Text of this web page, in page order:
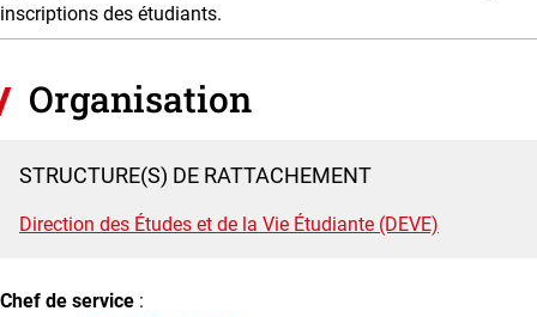
inscriptions des étudiants.
Organisation
STRUCTURE(S) DE RATTACHEMENT
Direction des Études et de la Vie Étudiante (DEVE)
Chef de service :